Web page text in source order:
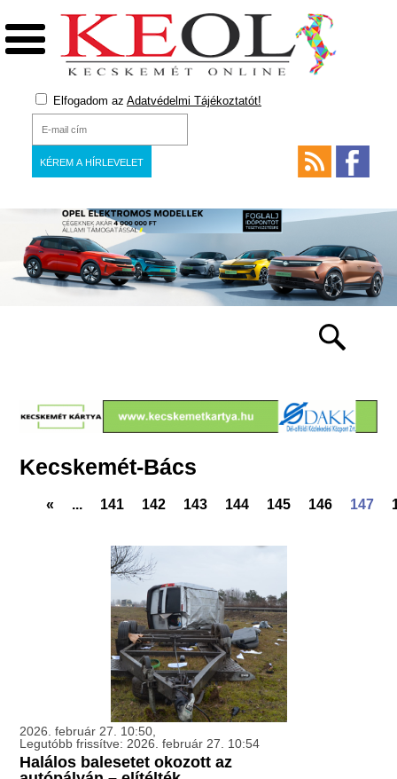
Elfogadom az Adatvédelmi Tájékoztatót!
Kecskemét-Bács
« ... 141 142 143 144 145 146 147
2026. február 27. 10:50,
Legutóbb frissítve: 2026. február 27. 10:54
Halálos balesetet okozott az